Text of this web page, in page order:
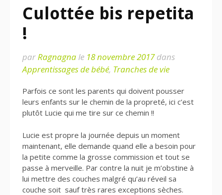
Culottée bis repetita
!
parRagnagnale 18 novembre 2017dans
Apprentissages de bébé, Tranches de vie
Parfois ce sont les parents qui doivent pousser
leurs enfants sur le chemin de la propreté, ici c’est
plutôt Lucie qui me tire sur ce chemin !!
Lucie est propre la journée depuis un moment
maintenant, elle demande quand elle a besoin pour
la petite comme la grosse commission et tout se
passe à merveille. Par contre la nuit je m’obstine à
lui mettre des couches malgré qu’au réveil sa
couche soit sauf très rares exceptions sèches.